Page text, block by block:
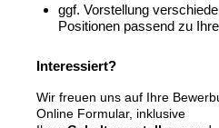
ggf. Vorstellung
Positionen passend zu
Interessiert?
Wir freuen uns auf Ihre
Online Formular, inklusive